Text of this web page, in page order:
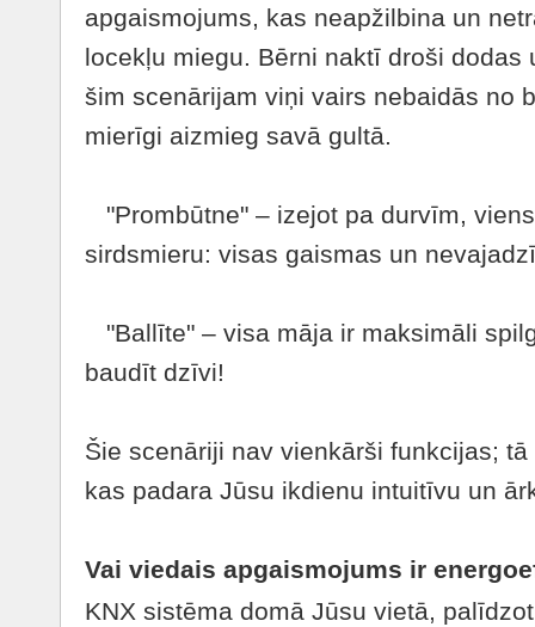
apgaismojums, kas neapžilbina un
locekļu miegu. Bērni naktī droši
šim scenārijam viņi vairs nebaidās no
mierīgi aizmieg savā gultā.
"Prombūtne" – izejot pa durvīm,
sirdsmieru: visas gaismas un
"Ballīte" – visa māja ir maksimāli
baudīt dzīvi!
Šie scenāriji nav vienkārši funkcijas;
kas padara Jūsu ikdienu intuitīvu un
Vai viedais apgaismojums ir
KNX sistēma domā Jūsu vietā,